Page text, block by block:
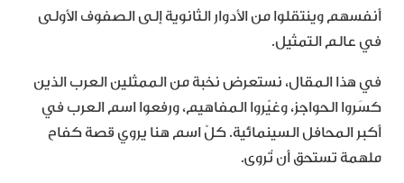
أنفسهم وينتقلوا من الأدوار الثانوية إلى الصفوف الأولى
في عالم التمثيل.
في هذا المقال، نستعرض نخبة من الممثلين العرب الذين
كسَروا الحواجز، وغيّروا المفاهيم، ورفعوا اسم العرب في
أكبر المحافل السينمائية. كلّ اسم هنا يروي قصة كفاح
ملهمة تستحق أن تُروى.